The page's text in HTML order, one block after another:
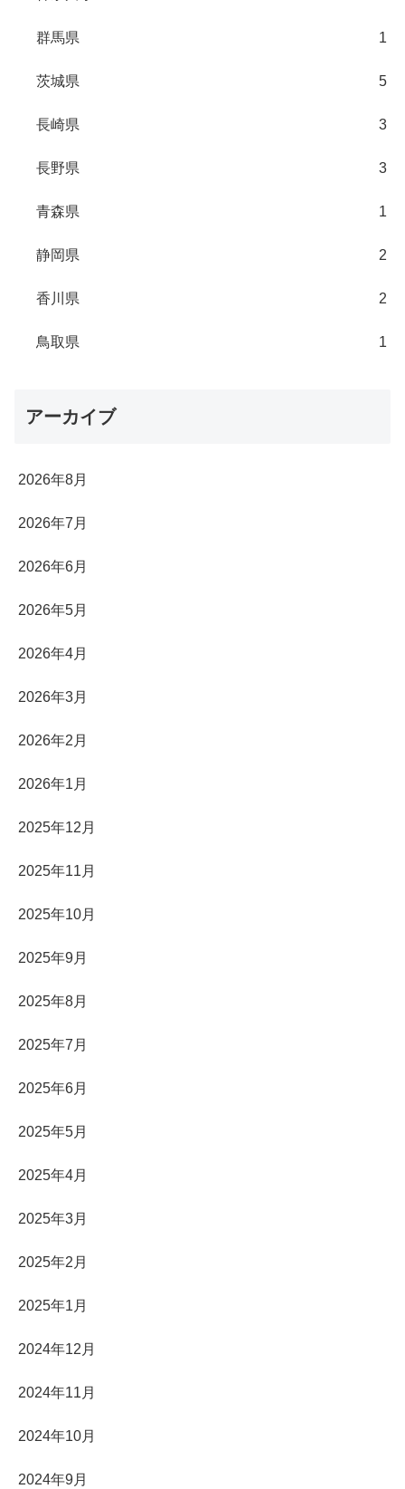
群馬県 1
茨城県 5
長崎県 3
長野県 3
青森県 1
静岡県 2
香川県 2
鳥取県 1
アーカイブ
2026年8月
2026年7月
2026年6月
2026年5月
2026年4月
2026年3月
2026年2月
2026年1月
2025年12月
2025年11月
2025年10月
2025年9月
2025年8月
2025年7月
2025年6月
2025年5月
2025年4月
2025年3月
2025年2月
2025年1月
2024年12月
2024年11月
2024年10月
2024年9月